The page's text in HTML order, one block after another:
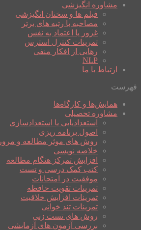
مشاوره انگیزشی
فیلم ها و سخنان انگیزشی
مصاحبه با رتبه های برتر
غرور یا اعتماد به نفس
تمرینات کنترل استرس
رهایی از افکار منفی
NLP
ارتباط با ما
فهرست
همایش‌ها و کارگاه‌ها
مشاوره تحصیلی
استعدادیابی یا استعدادسازی
اصول برنامه ریزی
روش های موثر مطالعه و مرور
خلاصه نویسی
افزایش تمرکز هنگام مطالعه
کتب کمک درسی و تست
موفقیت در امتحانات
تمرینات تقویت حافظه
تمرینات افزایش خلاقیت
تمرینات تند خوانی
روش های تست زنی
بررسی آزمون های آزمایشی